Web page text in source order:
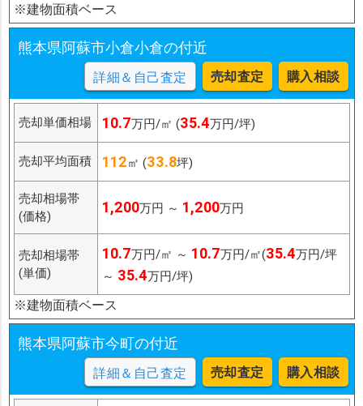
※建物面積ベース
熊本県阿蘇市小倉小倉の付近
詳細＆自己査定 売却査定 購入相談
売却単価相場 10.7万円/㎡ (35.4万円/坪)
売却平均面積 112㎡ (33.8坪)
売却相場帯
(価格)
1,200万円 ～ 1,200万円
売却相場帯
(単価)
10.7万円/㎡ ～ 10.7万円/㎡(35.4万円/坪
～ 35.4万円/坪)
※建物面積ベース
熊本県阿蘇市今町の付近
詳細＆自己査定 売却査定 購入相談